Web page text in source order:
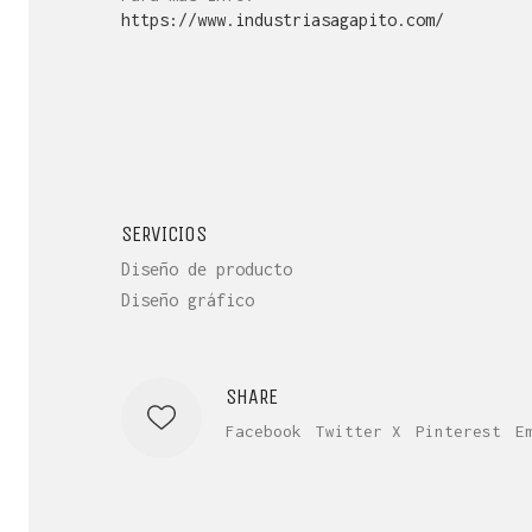
https://www.industriasagapito.com/
SERVICIOS
Diseño de producto
Diseño gráfico
SHARE
Facebook Twitter X Pinterest